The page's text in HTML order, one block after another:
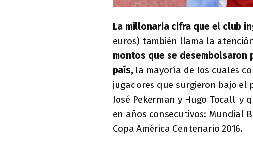
La millonaria cifra que el club
euros) también llama la
montos que se
país, la mayoría de los cuales
jugadores que surgieron bajo el
José Pekerman y Hugo Tocalli
en años consecutivos: Mundial
Copa América Centenario 2016.